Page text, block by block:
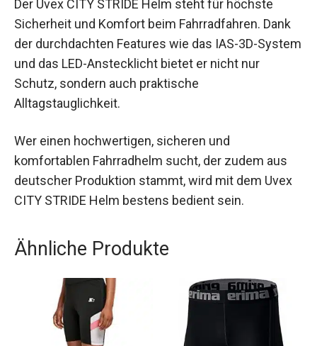
Der Uvex CITY STRIDE Helm steht für höchste
Sicherheit und Komfort beim Fahrradfahren. Dank
der durchdachten Features wie das IAS-3D-
System und das LED-Anstecklicht bietet er nicht
nur Schutz, sondern auch praktische
Alltagstauglichkeit.
Wer einen hochwertigen, sicheren und
komfortablen Fahrradhelm sucht, der zudem aus
deutscher Produktion stammt, wird mit dem Uvex
CITY STRIDE Helm bestens bedient sein.
Ähnliche Produkte